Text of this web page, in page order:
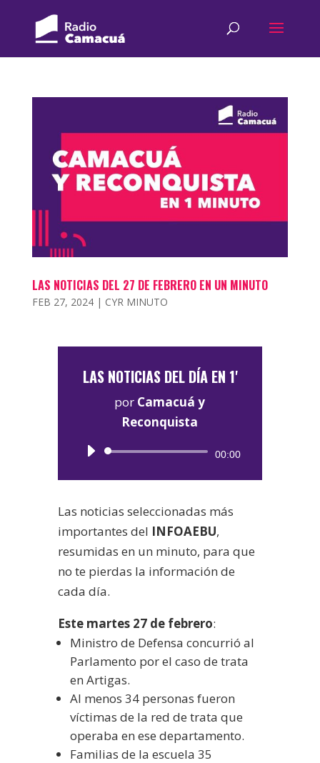
LAS NOTICIAS DEL 27 DE FEBRERO EN UN MINUTO
FEB 27, 2024| CYR MINUTO
LAS NOTICIAS DEL DÍA EN 1'
por Camacuá y
Reconquista
Reproductor
00:00
Las noticias seleccionadas más
importantes del INFOAEBU,
resumidas en un minuto, para que
no te pierdas la información de
cada día.
Este martes 27 de febrero:
Ministro de Defensa concurrió al
Parlamento por el caso de trata
en Artigas.
Al menos 34 personas fueron
víctimas de la red de trata que
operaba en ese departamento.
Familias de la escuela 35